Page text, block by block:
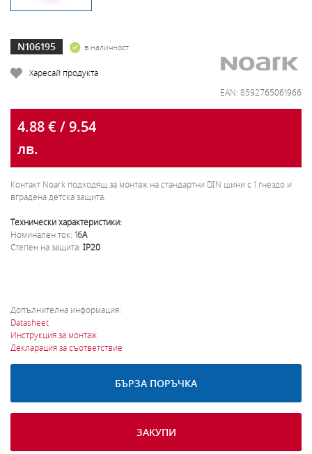
N106195 в наличност
Харесай продукта
EAN: 8592765061966
4.88 € / 9.54
лв.
Контакт Noark подходящ за монтаж на стандартни DIN шини с 1 гнездо и
вградена детска защита.
Технически характеристики:
Номинален ток: 16A
Степен на защита: IP20
Допълнителна информация:
Datasheet
Инструкция за монтаж
Декларация за съответствие
БЪРЗА ПОРЪЧКА
ЗАКУПИ